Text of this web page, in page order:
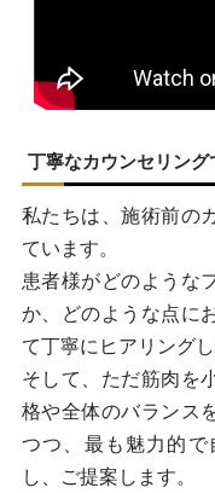
丁寧なカウンセリン
私たちは、施術前の
ています。
患者様がどのような
か、どのような点に
て丁寧にヒアリングし
そして、ただ筋肉を
格や全体のバランス
つつ、最も魅力的
し、ご提案します。